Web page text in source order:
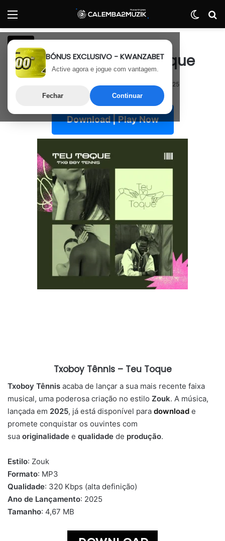
Menu
BÓNUS EXCLUSIVO - KWANZABET
Active agora e jogue com vantagem.
Fechar Continuar
Zouk
Txoboy Tênnis – Teu Toque
Última atualização: 12 de Junho, 2025
Download | Play Now
Txoboy Tênnis – Teu Toque
Txoboy Tênnis acaba de lançar a sua mais recente faixa
musical, uma poderosa criação no estilo Zouk. A música,
lançada em 2025, já está disponível para download e
promete conquistar os ouvintes com
sua originalidade e qualidade de produção.
Estilo: Zouk
Formato: MP3
Qualidade: 320 Kbps (alta definição)
Ano de Lançamento: 2025
Tamanho: 4,67 MB